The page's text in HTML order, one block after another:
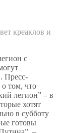
креаклов и
с
Пресс-
том, что
легион” – в
хотят
в субботу
готовы